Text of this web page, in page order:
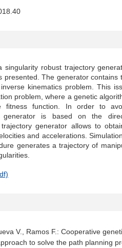
singularity robust trajectory
presented. The generator contains
kinematics problem. This
problem, where a genetic
fitness function. In order to
generator is based on the
generator allows to
and accelerations.
generates a trajectory of
V., Ramos F.: Cooperative
to solve the path planning